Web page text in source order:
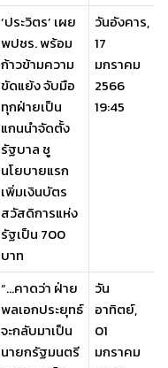
‘ประวิตร’ เผย
พปชร. พร้อม
ก้าวข้ามความ
ขัดแย้ง จับมือ
ทุกฝ่ายเป็น
แกนนำจัดตั้ง
รัฐบาล ชู
นโยบายแรก
เพิ่มเงินบัตร
สวัสดิการแห่ง
รัฐเป็น 700
บาท
วันอังคาร,
17
มกราคม
2566
19:45
“...คาดว่า ฝ่าย
พลเอกประยุทธ์
จะกลับมาเป็น
นายกรัฐมนตรี
วัน
อาทิตย์,
01
มกราคม